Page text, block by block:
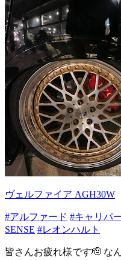
ヴェルファイア AGH30W
#アルファード #キャリパ
SENSE #レオンハルト
皆さんお疲れ様です🫡 な